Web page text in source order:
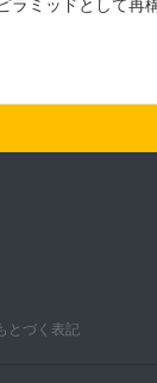
とづく表記